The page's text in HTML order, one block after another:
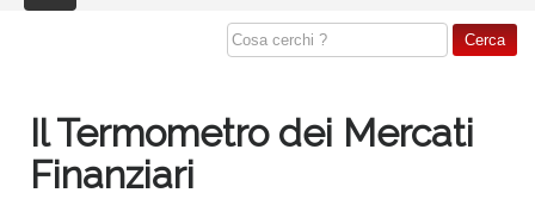
Il Termometro dei Mercati
Finanziari